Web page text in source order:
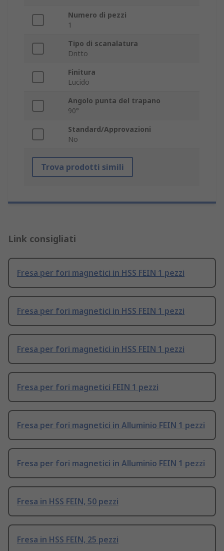
Numero di pezzi
1
Tipo di scanalatura
Dritto
Finitura
Lucido
Angolo punta del trapano
90°
Standard/Approvazioni
No
Trova prodotti simili
Link consigliati
Fresa per fori magnetici in HSS FEIN 1 pezzi
Fresa per fori magnetici in HSS FEIN 1 pezzi
Fresa per fori magnetici in HSS FEIN 1 pezzi
Fresa per fori magnetici FEIN 1 pezzi
Fresa per fori magnetici in Alluminio FEIN 1 pezzi
Fresa per fori magnetici in Alluminio FEIN 1 pezzi
Fresa in HSS FEIN, 50 pezzi
Fresa in HSS FEIN, 25 pezzi